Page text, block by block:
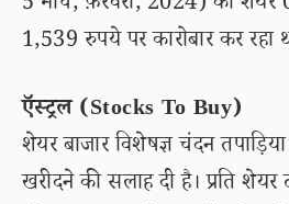
1,539 रुपये पर कारोबार कर रहा
ऍस्ट्रल (Stocks To Buy)
शेयर बाजार विशेषज्ञ चंदन
खरीदने की सलाह दी है। प्रति